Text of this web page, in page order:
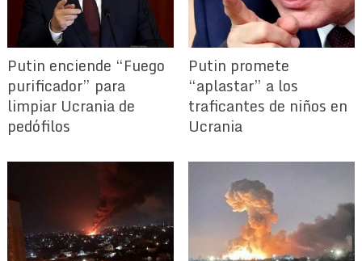
Putin enciende “Fuego
purificador” para
limpiar Ucrania de
pedófilos
Putin promete
“aplastar” a los
traficantes de niños en
Ucrania